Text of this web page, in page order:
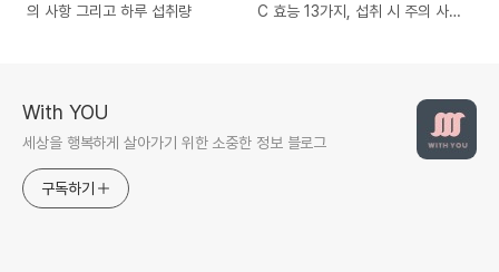
의 사항 그리고 하루 섭취량
C 효능 13가지, 섭취 시 주의 사
With YOU
세상을 행복하게 살아가기 위한 소중한 정보 블로그
구독하기